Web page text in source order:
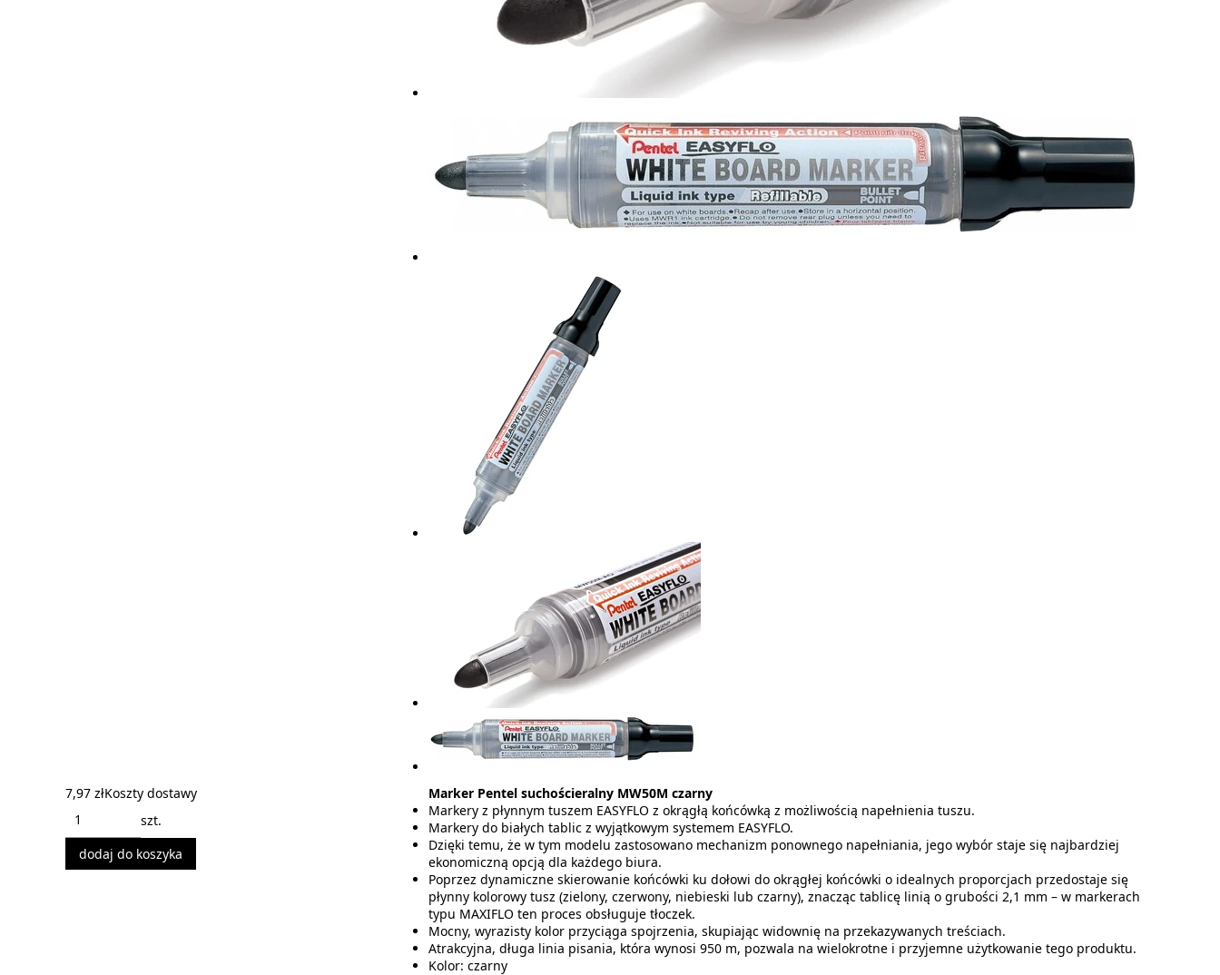
7,97 złKoszty dostawy
szt.
dodaj do koszyka
Marker Pentel suchościeralny MW50M czarny
Markery z płynnym tuszem EASYFLO z okrągłą końcówką z możliwością napełnienia tuszu.
Markery do białych tablic z wyjątkowym systemem EASYFLO.
Dzięki temu, że w tym modelu zastosowano mechanizm ponownego napełniania, jego wybór staje się najbardziej
ekonomiczną opcją dla każdego biura.
Poprzez dynamiczne skierowanie końcówki ku dołowi do okrągłej końcówki o idealnych proporcjach przedostaje się
płynny kolorowy tusz (zielony, czerwony, niebieski lub czarny), znacząc tablicę linią o grubości 2,1 mm – w markerach
typu MAXIFLO ten proces obsługuje tłoczek.
Mocny, wyrazisty kolor przyciąga spojrzenia, skupiając widownię na przekazywanych treściach.
Atrakcyjna, długa linia pisania, która wynosi 950 m, pozwala na wielokrotne i przyjemne użytkowanie tego produktu.
Kolor: czarny